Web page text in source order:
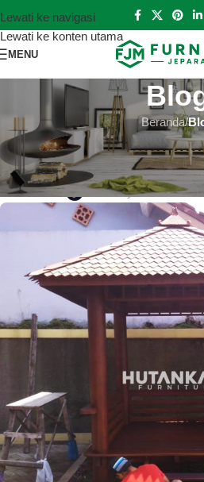
Lewati ke navigasi
Lewati ke konten utama
MENU
Beranda/
BLOG
6 Tips
Hutankayu Furniture